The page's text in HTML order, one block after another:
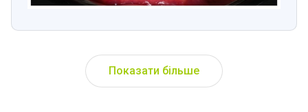
Показати більше